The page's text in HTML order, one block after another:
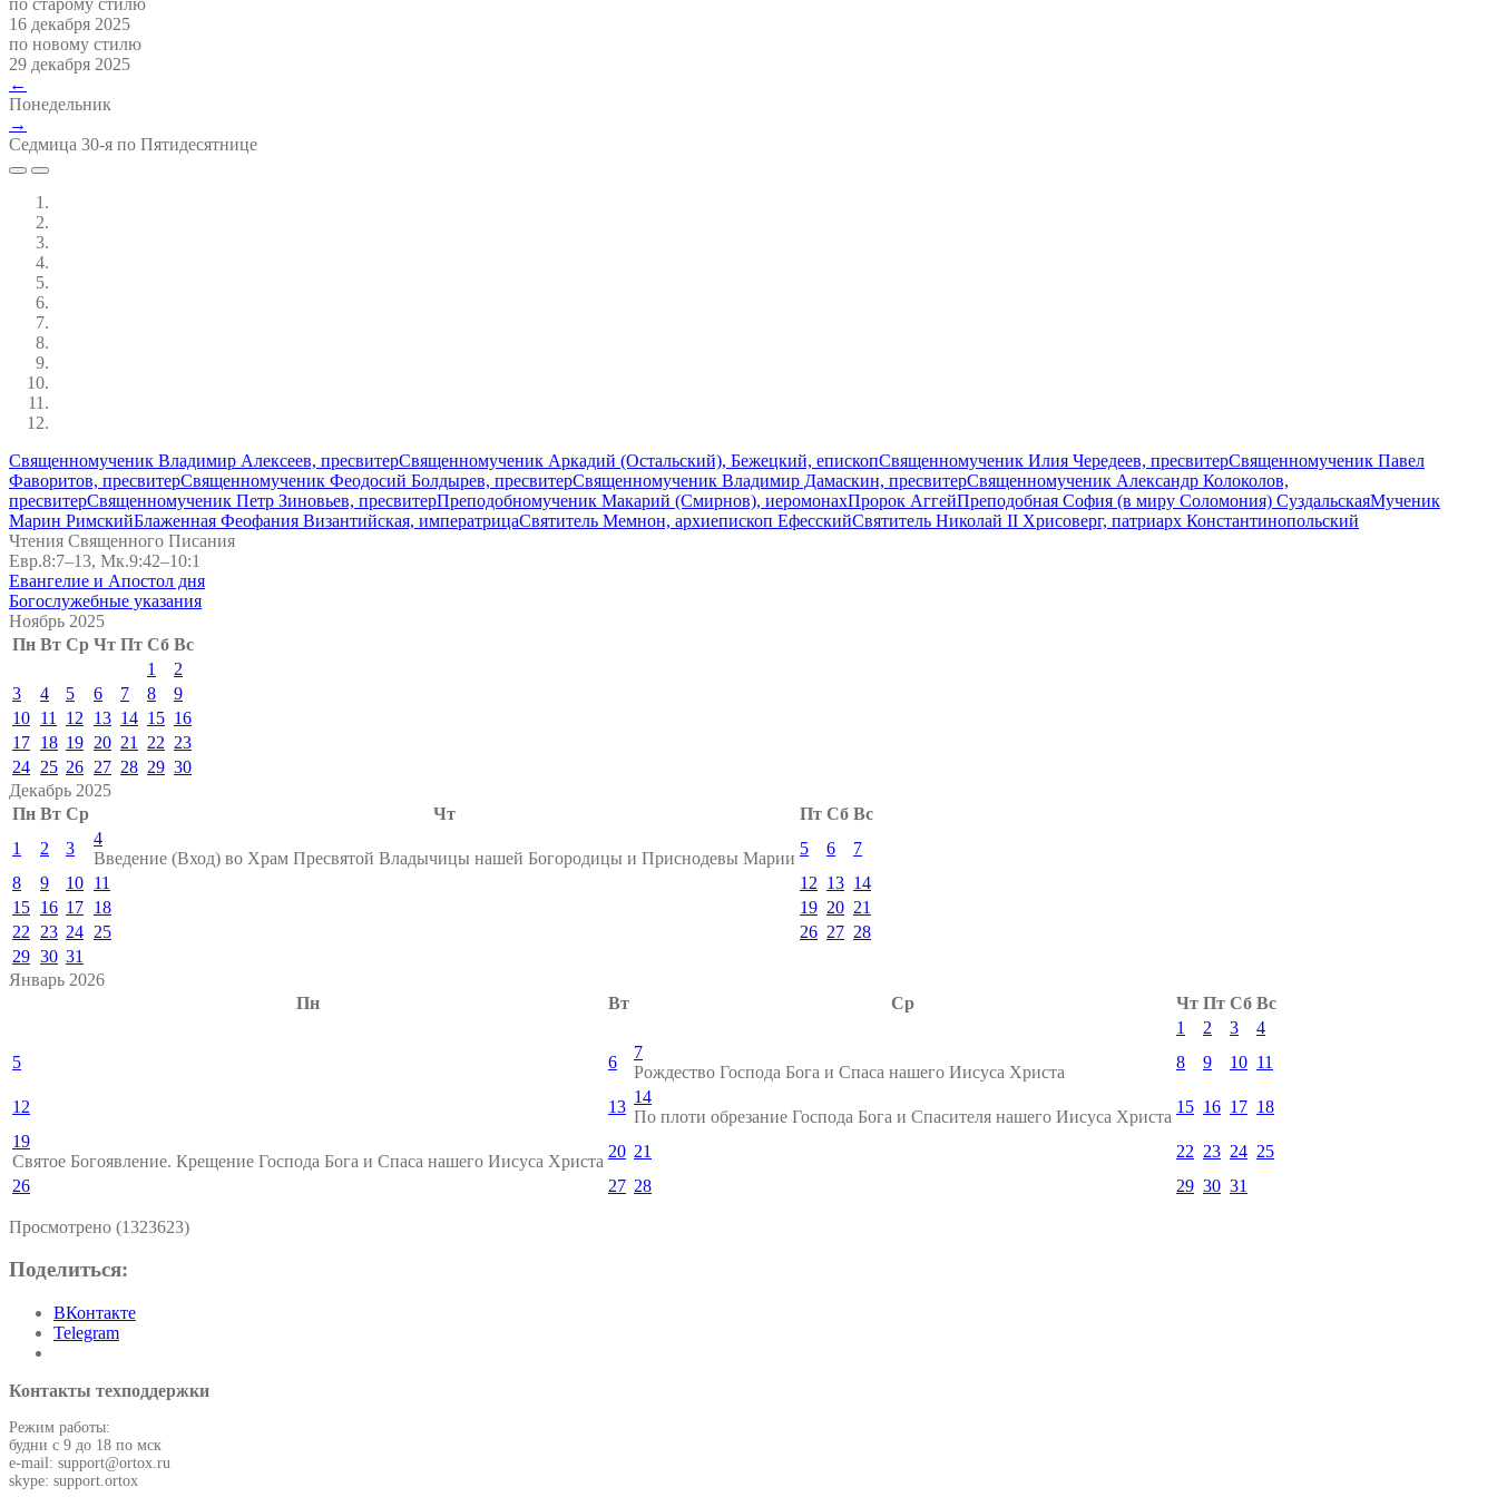
16 декабря 2025
по новому стилю
29 декабря 2025
←
Понедельник
→
Седмица 30-я по Пятидесятнице
Священномученик Владимир Алексеев, пресвитерСвященномученик Аркадий (Остальский), Бежецкий, епископСвященномученик Илия Чередеев, пресвитерСвященномученик Павел
Фаворитов, пресвитерСвященномученик Феодосий Болдырев, пресвитерСвященномученик Владимир Дамаскин, пресвитерСвященномученик Александр Колоколов,
пресвитерСвященномученик Петр Зиновьев, пресвитерПреподобномученик Макарий (Смирнов), иеромонахПророк АггейПреподобная София (в миру Соломония) СуздальскаяМученик
Марин РимскийБлаженная Феофания Византийская, императрицаСвятитель Мемнон, архиепископ ЕфесскийСвятитель Николай II Хрисоверг, патриарх Константинопольский
Чтения Священного Писания
Евр.8:7–13, Мк.9:42–10:1
Евангелие и Апостол дня
Богослужебные указания
Ноябрь 2025
Пн Вт Ср Чт Пт Сб Вс
1
2
3
4 5 6 7 8
9
10 11 12 13 14 15 16
17 18 19 20 21 22 23
24 25 26 27 28 29 30
Декабрь 2025
Пн Вт Ср Чт Пт Сб Вс
1
2 3
4
Введение (Вход) во Храм Пресвятой Владычицы нашей Богородицы и Приснодевы Марии
5 6
7
8
9 10 11 12 13 14
15 16 17 18 19 20 21
22
23 24 25 26 27 28
29 30 31
Январь 2026
Пн
Вт Ср Чт Пт Сб Вс
1
2 3
4
5
6
7
Рождество Господа Бога и Спаса нашего Иисуса Христа
8 9 10 11
12 13
14
По плоти обрезание Господа Бога и Спасителя нашего Иисуса Христа
15 16 17 18
19
Святое Богоявление. Крещение Господа Бога и Спаса нашего Иисуса Христа
20 21 22 23 24 25
26
27 28 29 30 31
Просмотрено (1323623)
Поделиться:
ВКонтакте
Telegram
Контакты техподдержки
Режим работы:
будни с 9 до 18 по мск
e-mail: support@ortox.ru
skype: support.ortox